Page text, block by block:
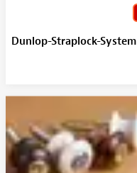
Dunlop-Straplock-System